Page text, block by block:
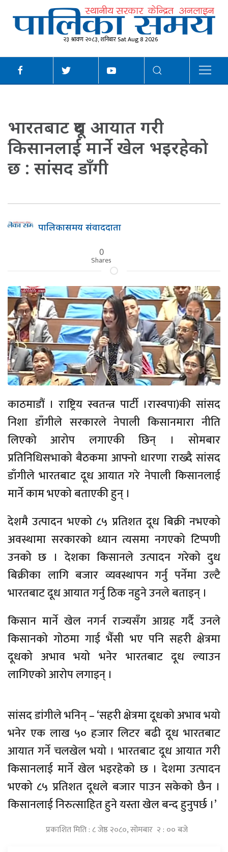
२३ श्रावण २०८३, शनिबार Sat Aug 8 2026
भारतबाट दूध आयात गरी
किसानलाई मार्ने खेल भइरहेको
छ : सांसद डाँगी
पालिकासमय संवाददाता
0
Shares
काठमाडौं । राष्ट्रिय स्वतन्त्र पार्टी ।रास्वपा)की सांसद
निशा डाँगीले सरकारले नेपाली किसानमारा नीति
लिएको आरोप लगाएकी छिन् । सोमबार
प्रतिनिधिसभाको बैठकमा आफ्नो धारणा राख्दै सांसद
डाँगीले भारतबाट दूध आयात गरे नेपाली किसानलाई
मार्ने काम भएको बताएकी हुन् ।
देशमै उत्पादन भएको ८५ प्रतिशत दूध बिक्री नभएको
अवस्थामा सरकारको ध्यान त्यसमा नगएको टिप्पणी
उनको छ । देशका किसानले उत्पादन गरेको दुध
बिक्रीका लागि बजार व्यवस्थापन गर्नु पर्नेमा उल्टै
भारतबाट दूध आयात गर्नु ठिक नहुने उनले बताइन् ।
किसान मार्ने खेल नगर्न राज्यसँग आग्रह गर्दै उनले
किसानको गोठमा गाई भैँसी भए पनि सहरी क्षेत्रमा
दूधको अभाव भयो भनेर भारतबाट दूध ल्याउन
लागिएको आरोप लगाइन् ।
सांसद डांगीले भनिन् – ‘सहरी क्षेत्रमा दूधको अभाव भयो
भनेर एक लाख ५० हजार लिटर बढी दूध भारतबाट
आयात गर्ने चलखेल भयो । भारतबाट दूध आयात गरी
किसानलाई मार्ने खेल भइरहेको छ । देशमा उत्पादन
भएको ८५ प्रतिशत दूधले बजार पाउन सकेको छैन ।
किसानलाई निरुत्साहित हुने यस्ता खेल बन्द हुनुपर्छ ।’
प्रकाशित मिति : ८ जेष्ठ २०८०, सोमबार २ : ०० बजे